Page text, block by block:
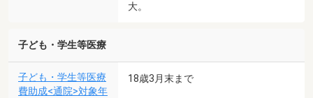
大。
子ども・学生等医療
子ども・学生等医療
費助成<通院>対象年
18歳3月末まで